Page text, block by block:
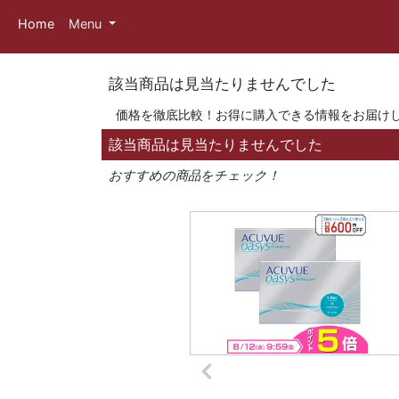
Home Menu
該当商品は見当たりませんでした
価格を徹底比較！お得に購入できる情報をお届け
該当商品は見当たりませんでした
おすすめの商品をチェック！